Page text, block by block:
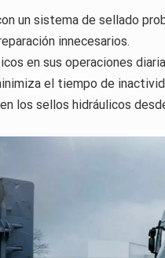
un sistema de sellado
innecesarios.
en sus operaciones
el tiempo de
los sellos hidráulicos